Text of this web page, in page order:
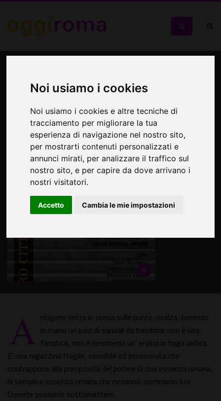
Noi usiamo i cookies
Noi usiamo i cookies e altre tecniche di
tracciamento per migliorare la tua
esperienza di navigazione nel nostro sito,
per mostrarti contenuti personalizzati e
annunci mirati, per analizzare il traffico sul
nostro sito, e per capire da dove arrivano i
nostri visitatori.
Accetto Cambia le mie impostazioni
Uno spettacolo realizzato con la regia di V. Freiberg e C.
A ntigone entra in scena sulle punte, scalza, tenendo
in mano un paio di sandali da bambina: non è una
fanatica, non è nemmeno un' eroina in toga antica.
E' una ragazzina fragile, sensibile ed innamorata che
contrappone alla pomposità del potere la sua essenza umana,
la semplice essenza umana che nessuno, nemmeno il re
Creonte possono sottomettere.